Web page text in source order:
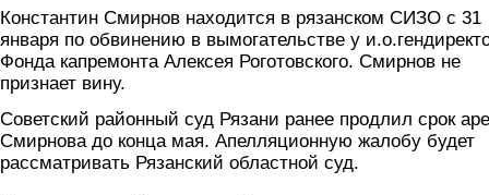
Константин Смирнов находится в рязанском СИЗО с 31
января по обвинению в вымогательстве у
Фонда капремонта Алексея Роготовского. Смирнов не
признает вину.
Советский районный суд Рязани ранее продлил срок
Смирнова до конца мая. Апелляционную жалобу будет
рассматривать Рязанский областной суд.